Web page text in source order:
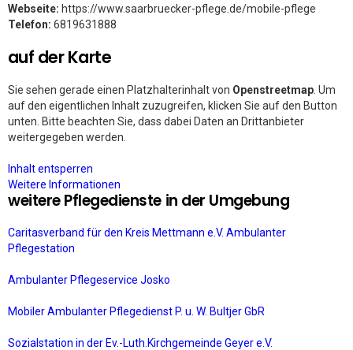
Webseite: https://www.saarbruecker-pflege.de/mobile-pflege
Telefon: 6819631888
auf der Karte
Sie sehen gerade einen Platzhalterinhalt von Openstreetmap . Um
auf den eigentlichen Inhalt zuzugreifen, klicken Sie auf den Button
unten. Bitte beachten Sie, dass dabei Daten an Drittanbieter
weitergegeben werden.
Inhalt entsperren
Weitere Informationen
weitere Pflegedienste in der Umgebung
Caritasverband für den Kreis Mettmann e.V. Ambulanter
Pflegestation
Ambulanter Pflegeservice Josko
Mobiler Ambulanter Pflegedienst P. u. W. Bultjer GbR
Sozialstation in der Ev.-Luth.Kirchgemeinde Geyer e.V.